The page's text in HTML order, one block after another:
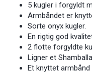
5 kugler i forgyldt
Armbåndet er
Sorte onyx kugler.
En rigtig god
2 flotte forgyldte
Ligner et
Et knyttet